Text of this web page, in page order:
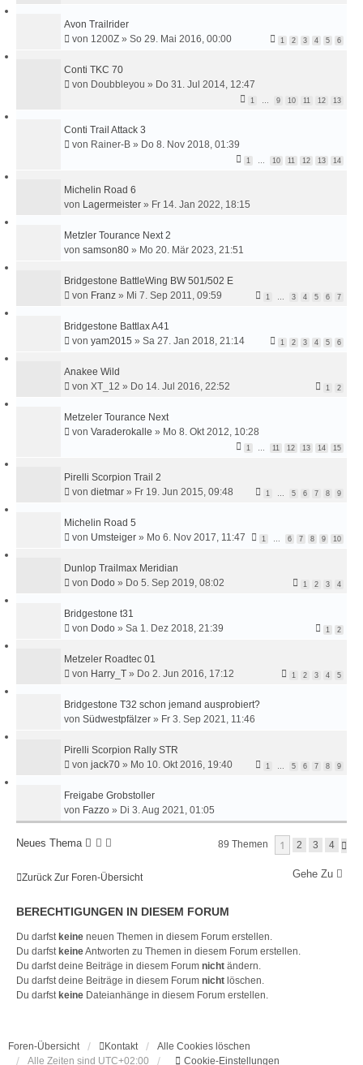
Avon Trailrider
von 1200Z » So 29. Mai 2016, 00:00 1 2 3 4 5 6
Conti TKC 70
von Doubbleyou » Do 31. Jul 2014, 12:47
1 9 10 11 12 13
Conti Trail Attack 3
von Rainer-B » Do 8. Nov 2018, 01:39
1 10 11 12 13 14
Michelin Road 6
von Lagermeister » Fr 14. Jan 2022, 18:15
Metzler Tourance Next 2
von samson80 » Mo 20. Mär 2023, 21:51
Bridgestone BattleWing BW 501/502 E
von Franz » Mi 7. Sep 2011, 09:59 1 3 4 5 6 7
Bridgestone Battlax A41
von yam2015 » Sa 27. Jan 2018, 21:14 1 2 3 4 5 6
Anakee Wild
von XT_12 » Do 14. Jul 2016, 22:52 1 2
Metzeler Tourance Next
von Varaderokalle » Mo 8. Okt 2012, 10:28
1 11 12 13 14 15
Pirelli Scorpion Trail 2
von dietmar » Fr 19. Jun 2015, 09:48 1 5 6 7 8 9
Michelin Road 5
von Umsteiger » Mo 6. Nov 2017, 11:47 1 6 7 8 9 10
Dunlop Trailmax Meridian
von Dodo » Do 5. Sep 2019, 08:02 1 2 3 4
Bridgestone t31
von Dodo » Sa 1. Dez 2018, 21:39 1 2
Metzeler Roadtec 01
von Harry_T » Do 2. Jun 2016, 17:12 1 2 3 4 5
Bridgestone T32 schon jemand ausprobiert?
von Südwestpfälzer » Fr 3. Sep 2021, 11:46
Pirelli Scorpion Rally STR
von jack70 » Mo 10. Okt 2016, 19:40 1 5 6 7 8 9
Freigabe Grobstoller
von Fazzo » Di 3. Aug 2021, 01:05
Neues Thema 89 Themen 1 2 3 4
Zurück Zur Foren-Übersicht Gehe Zu
BERECHTIGUNGEN IN DIESEM FORUM
Du darfst keine neuen Themen in diesem Forum erstellen.
Du darfst keineAntworten zu Themen in diesem Forum erstellen.
Du darfst deine Beiträge in diesem Forum nicht ändern.
Du darfst deine Beiträge in diesem Forum nicht löschen.
Du darfst keine Dateianhänge in diesem Forum erstellen.
Foren-Übersicht Kontakt
Alle Cookies löschen
Alle Zeiten sind UTC+02:00 Cookie-Einstellungen